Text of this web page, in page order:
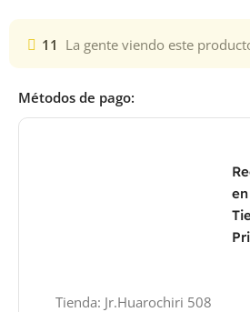
11 La gente viendo este
Métodos de pago:
Tienda: Jr.Huarochiri 508